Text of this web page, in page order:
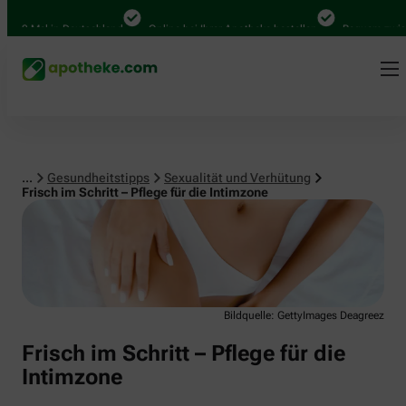
Mal in Deutschland Online bei Ihrer Apotheke bestellen Bequem
... Gesundheitstipps
Sexualität und Verhütung
Frisch im Schritt – Pflege für die Intimzone
Sexualität und Verhütung
Bildquelle: GettyImages Deagreez
Frisch im Schritt – Pflege für die
Intimzone